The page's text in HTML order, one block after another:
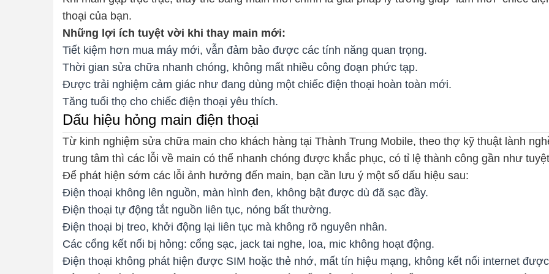
thoại của bạn.
Những lợi ích tuyệt vời khi thay main mới:
Tiết kiệm hơn mua máy mới, vẫn đảm bảo được các tính năng quan trọng.
Thời gian sửa chữa nhanh chóng, không mất nhiều công đoạn phức tạp.
Được trải nghiệm cảm giác như đang dùng một chiếc điện thoại hoàn toàn mới.
Tăng tuổi thọ cho chiếc điện thoại yêu thích.
Dấu hiệu hỏng main điện thoại
Từ kinh nghiệm sửa chữa main cho khách hàng tại Thành Trung Mobile, theo thợ kỹ thuật lành
trung tâm thì các lỗi về main có thể nhanh chóng được khắc phục, có tỉ lệ thành công gần như
Để phát hiện sớm các lỗi ảnh hưởng đến main, bạn cần lưu ý một số dấu hiệu sau:
Điện thoại không lên nguồn, màn hình đen, không bật được dù đã sạc đầy.
Điện thoại tự động tắt nguồn liên tục, nóng bất thường.
Điện thoại bị treo, khởi động lại liên tục mà không rõ nguyên nhân.
Các cổng kết nối bị hỏng: cổng sạc, jack tai nghe, loa, mic không hoạt động.
Điện thoại không phát hiện được SIM hoặc thẻ nhớ, mất tín hiệu mạng, không kết nối internet